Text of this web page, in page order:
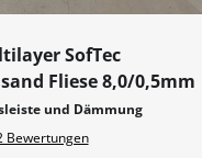
SofTec
Fliese 8,0/0,5mm
und Dämmung
Bewertungen